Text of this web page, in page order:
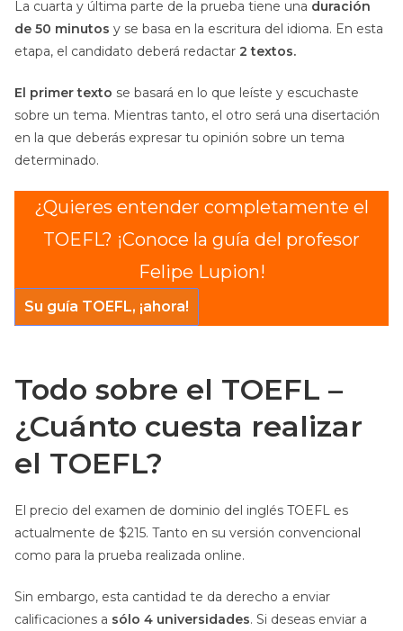
La cuarta y última parte de la prueba tiene una duración
de 50 minutos y se basa en la escritura del idioma. En esta
etapa, el candidato deberá redactar 2 textos.
El primer texto se basará en lo que leíste y escuchaste
sobre un tema. Mientras tanto, el otro será una disertación
en la que deberás expresar tu opinión sobre un tema
determinado.
¿Quieres entender completamente el
TOEFL? ¡Conoce la guía del profesor
Felipe Lupion!
Su guía TOEFL, ¡ahora!
Todo sobre el TOEFL –
¿Cuánto cuesta realizar
el TOEFL?
El precio del examen de dominio del inglés TOEFL es
actualmente de $215. Tanto en su versión convencional
como para la prueba realizada online.
Sin embargo, esta cantidad te da derecho a enviar
calificaciones a sólo 4 universidades. Si deseas enviar a